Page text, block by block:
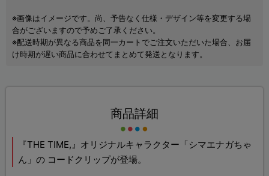
※画像はイメージです。尚、予告なく仕様・デザイン等を変更する場
合がございますので予めご了承ください。
※配送時期が異なる商品を同一カートでご注文いただいた場合、お届
け時期が遅い商品に合わせてまとめて発送となります。
商品詳細
『THE TIME,』オリジナルキャラクター「シマエナガちゃ
ん」の コードクリップが登場。